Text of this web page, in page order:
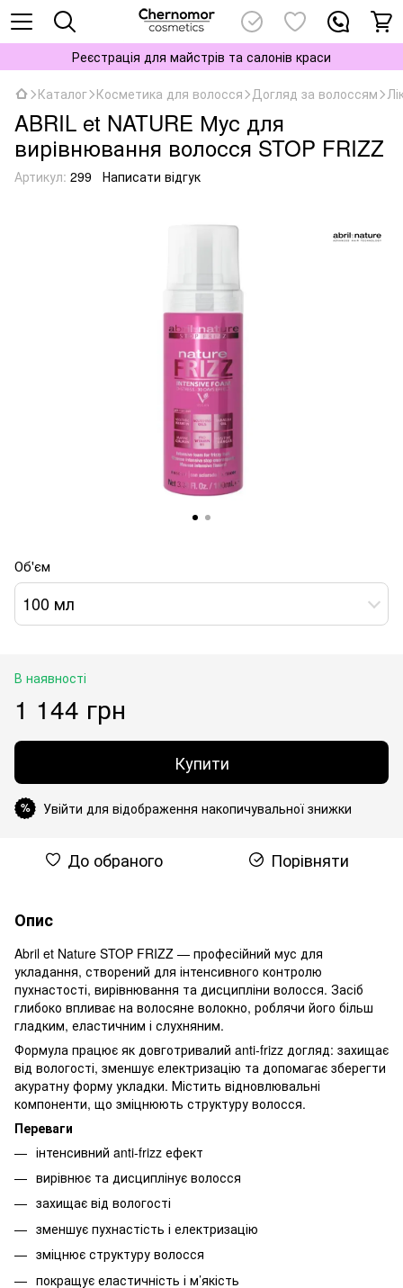
Реєстрація для майстрів та салонів краси
Каталог Косметика для волосся Догляд за волоссям
ABRIL et NATURE Мус для
вирівнювання волосся STOP FRIZZ
Артикул: 299 Написати відгук
Об'єм
100 мл
В наявності
1 144 грн
Купити
% Увійти для відображення накопичувальної знижки
До обраного Порівняти
Опис
Abril et Nature STOP FRIZZ — професійний мус для
укладання, створений для інтенсивного контролю
пухнастості, вирівнювання та дисципліни волосся. Засіб
глибоко впливає на волосяне волокно, роблячи його більш
гладким, еластичним і слухняним.
Формула працює як довготривалий anti-frizz догляд: захищає
від вологості, зменшує електризацію та допомагає зберегти
акуратну форму укладки. Містить відновлювальні
компоненти, що зміцнюють структуру волосся.
Переваги
інтенсивний anti-frizz ефект
вирівнює та дисциплінує волосся
захищає від вологості
зменшує пухнастість і електризацію
зміцнює структуру волосся
покращує еластичність і м’якість